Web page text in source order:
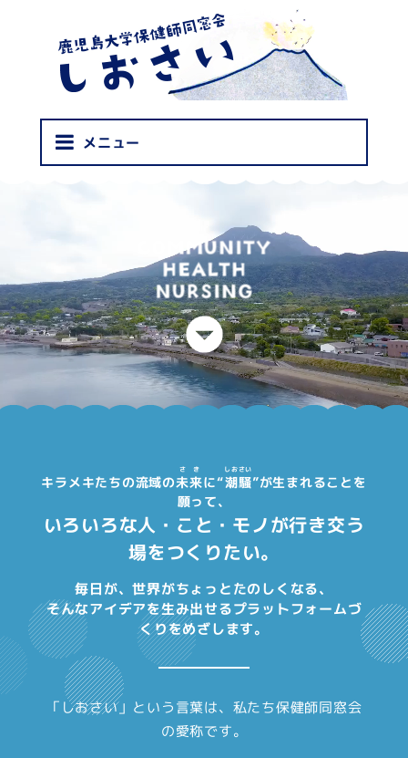
メニュー
キラメキたちの流域の未
さ
来
き
に“潮
しお
騒
さい
”が生まれることを
願って、
いろいろな人・こと・モノが行き交う
場をつくりたい。
毎日が、世界がちょっとたのしくなる、
そんなアイデアを生み出せるプラットフォームづ
くりをめざします。
「しおさい」という言葉は、私たち保健師同窓会
の愛称です。